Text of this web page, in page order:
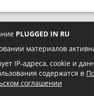
PLUGGED IN RU
материалов
IP-адреса, cookie и
содержатся в
соглашении